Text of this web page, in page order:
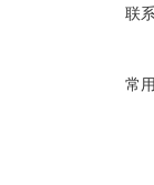
联
常